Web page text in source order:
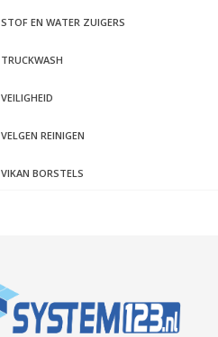
STOF EN WATER ZUIGERS
TRUCKWASH
VEILIGHEID
VELGEN REINIGEN
VIKAN BORSTELS